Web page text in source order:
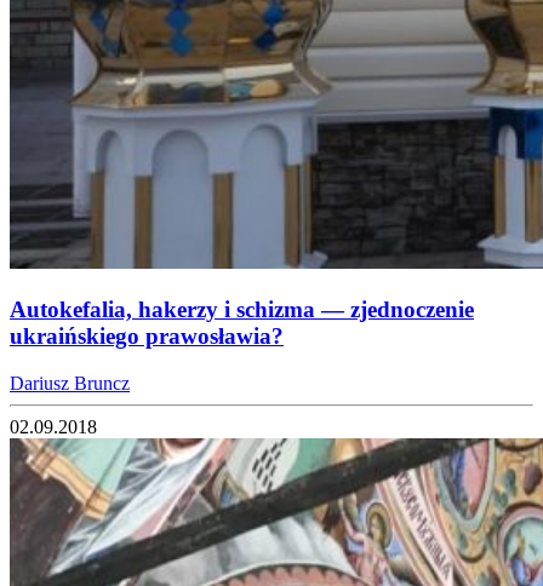
Autokefalia, hakerzy i schizma — zjednoczenie
ukraińskiego prawosławia?
Dariusz Bruncz
02.09.2018